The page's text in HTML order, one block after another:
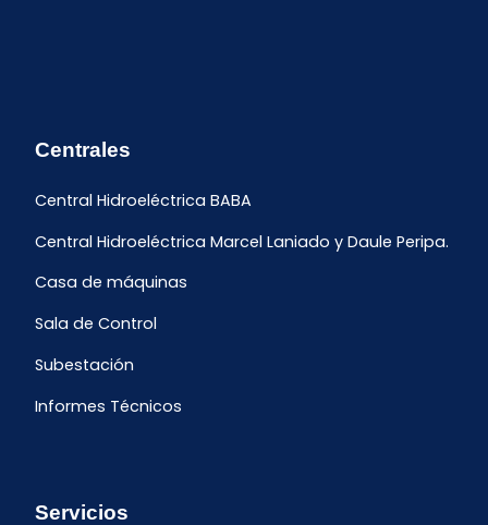
Centrales
Central Hidroeléctrica BABA
Central Hidroeléctrica Marcel Laniado y Daule Peripa.
Casa de máquinas
Sala de Control
Subestación
Informes Técnicos
Servicios